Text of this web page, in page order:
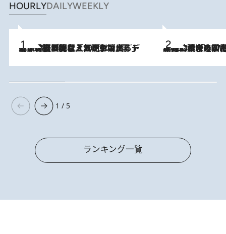
HOURLYDAILYWEEKLY
2026.8.5
【なぜ吉沢亮は「気配を消せる」のか？】興行収入208億の『国宝』を経て挑むミュージカル『ディア・エヴァン・ハンセン』。トップ俳優が舞台上でさらけ出した“孤独”とは 2026.8.3
慶應幼稚舎の図書室からテレビの世界に飛び込んだ阿川佐和子（72）
1 / 5
ランキング一覧